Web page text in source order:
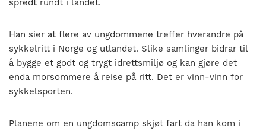
Han sier at flere av ungdommene treffer hverandre på
sykkelritt i Norge og utlandet. Slike samlinger bidrar til
å bygge et godt og trygt idrettsmiljø og kan gjøre det
enda morsommere å reise på ritt. Det er vinn-vinn for
sykkelsporten.
Planene om en ungdomscamp skjøt fart da han kom i